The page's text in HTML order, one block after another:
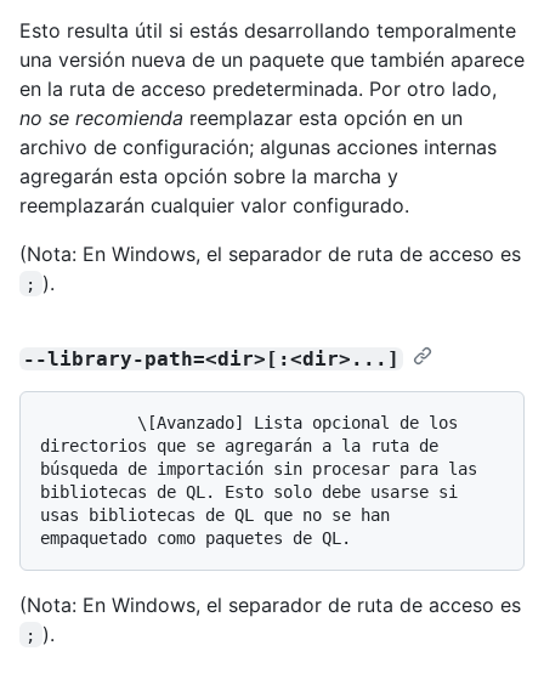
Esto resulta útil si estás desarrollando temporalmente
una versión nueva de un paquete que también aparece
en la ruta de acceso predeterminada. Por otro lado,
no se recomienda reemplazar esta opción en un
archivo de configuración; algunas acciones internas
agregarán esta opción sobre la marcha y
reemplazarán cualquier valor configurado.
(Nota: En Windows, el separador de ruta de acceso es
; ).
--library-path=<dir>[:<dir>...]
directorios que se agregarán a la ruta de
búsqueda de importación sin procesar para las
bibliotecas de QL. Esto solo debe usarse si
usas bibliotecas de QL que no se han
(Nota: En Windows, el separador de ruta de acceso es
; ).